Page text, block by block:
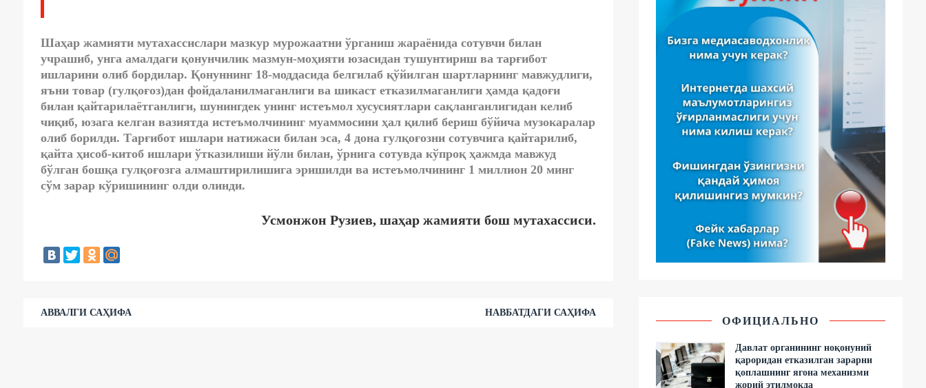
Шаҳар жамияти мутахассислари мазкур мурожаатни ўрганиш жараёнида сотувчи билан
учрашиб, унга амалдаги қонунчилик мазмун-моҳияти юзасидан тушунтириш ва тарғибот
ишларини олиб бордилар. Қонуннинг 18-моддасида белгилаб қўйилган шартларнинг мавжудлиги,
яъни товар (гулқоғоз)дан фойдаланилмаганлиги ва шикаст етказилмаганлиги ҳамда қадоғи
билан қайтарилаётганлиги, шунингдек унинг истеъмол хусусиятлари сақланганлигидан келиб
чиқиб, юзага келган вазиятда истеъмолчининг муаммосини ҳал қилиб бериш бўйича музокаралар
олиб борилди. Тарғибот ишлари натижаси билан эса, 4 дона гулқоғозни сотувчига қайтарилиб,
қайта ҳисоб-китоб ишлари ўтказилиши йўли билан, ўрнига сотувда кўпроқ ҳажмда мавжуд
бўлган бошқа гулқоғозга алмаштирилишига эришилди ва истеъмолчининг 1 миллион 20 минг
сўм зарар кўришининг олди олинди.
Усмонжон Рузиев, шаҳар жамияти бош мутахассиси.
АВВАЛГИ САҲИФА НАВБАТДАГИ САҲИФА
ОФИЦИАЛЬНО
Давлат органининг ноқонуний
қароридан етказилган зарарни
қоплашнинг ягона механизми
жорий этилмоқда